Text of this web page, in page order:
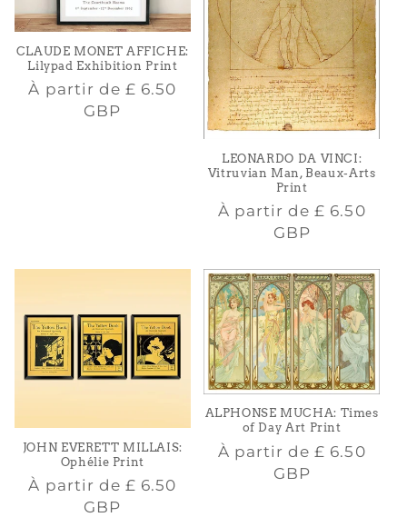
CLAUDE MONET AFFICHE:
Lilypad Exhibition Print
Prix
habituel
À partir de£ 6.50
GBP
LEONARDO DA VINCI:
Vitruvian Man, Beaux-Arts
Print
Prix
habituel
À partir de£ 6.50
GBP
JOHN EVERETT MILLAIS:
Ophélie Print
Prix
habituel
À partir de£ 6.50
GBP
ALPHONSE MUCHA: Times
of Day Art Print
Prix
habituel
À partir de£ 6.50
GBP